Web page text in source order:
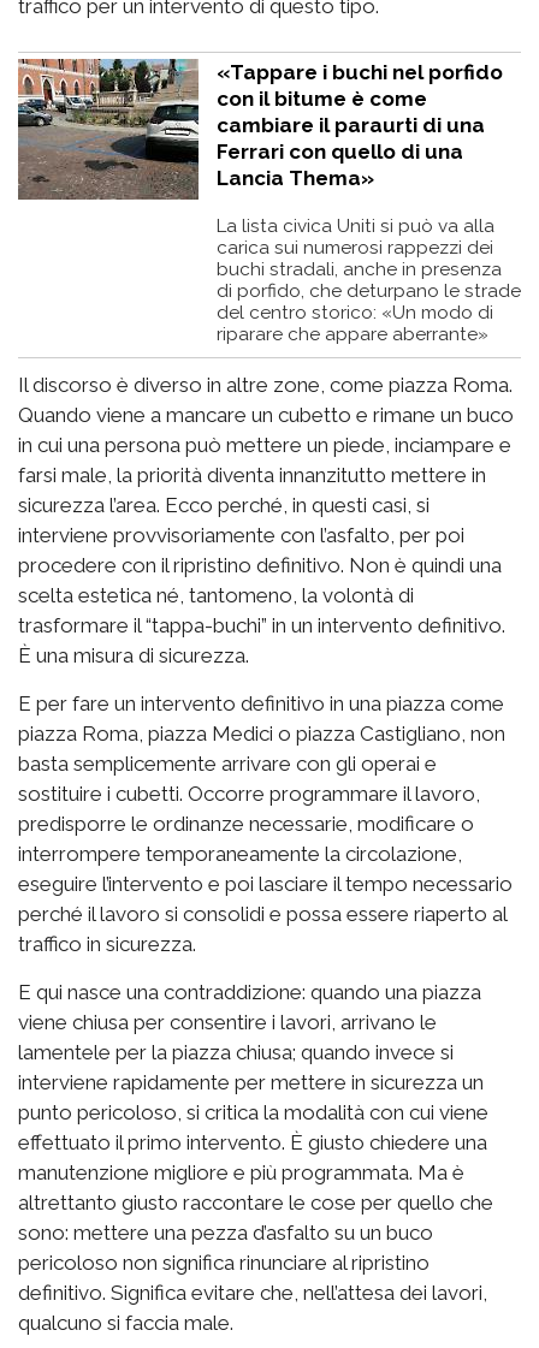
traffico per un intervento di questo tipo.
«Tappare i buchi nel porfido
con il bitume è come
cambiare il paraurti di una
Ferrari con quello di una
Lancia Thema»
La lista civica Uniti si può va alla
carica sui numerosi rappezzi dei
buchi stradali, anche in presenza
di porfido, che deturpano le strade
del centro storico: «Un modo di
riparare che appare aberrante»
Il discorso è diverso in altre zone, come piazza Roma.
Quando viene a mancare un cubetto e rimane un buco
in cui una persona può mettere un piede, inciampare e
farsi male, la priorità diventa innanzitutto mettere in
sicurezza l’area. Ecco perché, in questi casi, si
interviene provvisoriamente con l’asfalto, per poi
procedere con il ripristino definitivo. Non è quindi una
scelta estetica né, tantomeno, la volontà di
trasformare il “tappa-buchi” in un intervento definitivo.
È una misura di sicurezza.
E per fare un intervento definitivo in una piazza come
piazza Roma, piazza Medici o piazza Castigliano, non
basta semplicemente arrivare con gli operai e
sostituire i cubetti. Occorre programmare il lavoro,
predisporre le ordinanze necessarie, modificare o
interrompere temporaneamente la circolazione,
eseguire l’intervento e poi lasciare il tempo necessario
perché il lavoro si consolidi e possa essere riaperto al
traffico in sicurezza.
E qui nasce una contraddizione: quando una piazza
viene chiusa per consentire i lavori, arrivano le
lamentele per la piazza chiusa; quando invece si
interviene rapidamente per mettere in sicurezza un
punto pericoloso, si critica la modalità con cui viene
effettuato il primo intervento. È giusto chiedere una
manutenzione migliore e più programmata. Ma è
altrettanto giusto raccontare le cose per quello che
sono: mettere una pezza d’asfalto su un buco
pericoloso non significa rinunciare al ripristino
definitivo. Significa evitare che, nell’attesa dei lavori,
qualcuno si faccia male.